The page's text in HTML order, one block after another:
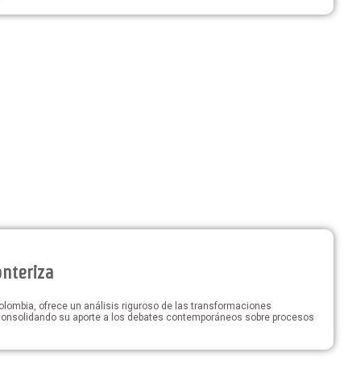
ofrece un análisis riguroso de las transformaciones
su aporte a los debates contemporáneos sobre procesos